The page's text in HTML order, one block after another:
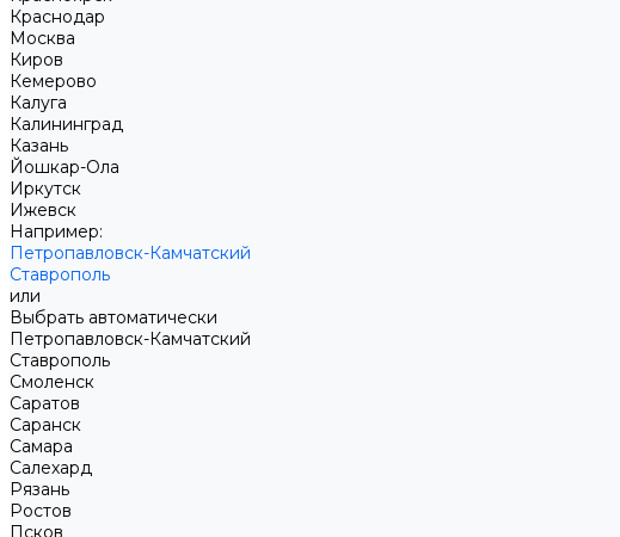
Краснодар
Москва
Киров
Кемерово
Калуга
Калининград
Казань
Йошкар-Ола
Иркутск
Ижевск
Например:
Петропавловск-Камчатский
Ставрополь
или
Выбрать автоматически
Петропавловск-Камчатский
Ставрополь
Смоленск
Саратов
Саранск
Самара
Салехард
Рязань
Ростов
Псков